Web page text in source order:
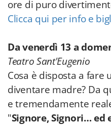
ore di puro
Clicca qui per info e
Da venerdì 13 a
Teatro Sant'Eugenio
Cosa è disposta a fare
diventare madre? Da
e tremendamente
"Signore, Signori… ed